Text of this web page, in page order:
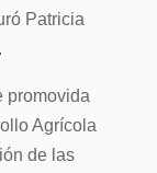
Patricia
promovida
Agrícola
de las